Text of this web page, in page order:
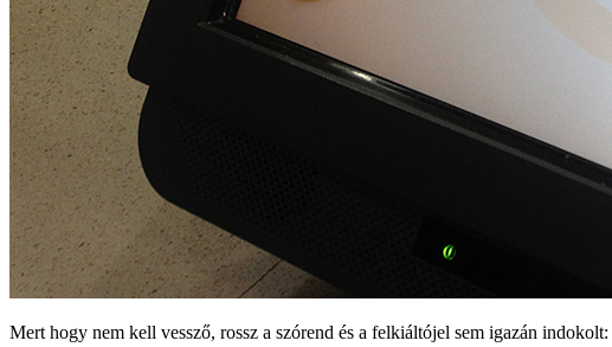
Mert hogy nem kell vessző, rossz a szórend és a felkiáltójel sem igazán indokolt: